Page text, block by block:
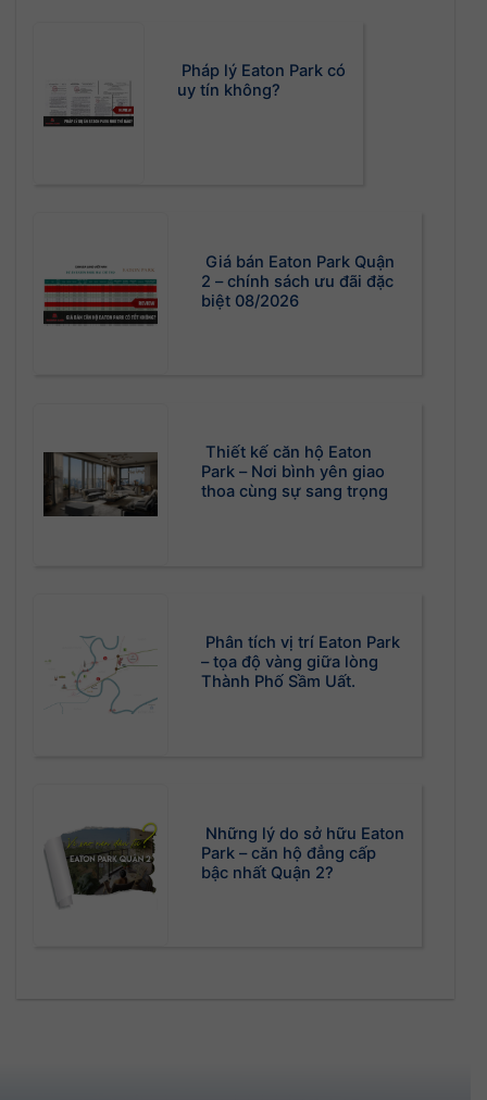
Pháp lý Eaton Park có
uy tín không?
Giá bán Eaton Park Quận
2 – chính sách ưu đãi đặc
biệt 08/2026
Thiết kế căn hộ Eaton
Park – Nơi bình yên giao
thoa cùng sự sang trọng
Phân tích vị trí Eaton Park
– tọa độ vàng giữa lòng
Thành Phố Sầm Uất.
Những lý do sở hữu Eaton
Park – căn hộ đẳng cấp
bậc nhất Quận 2?